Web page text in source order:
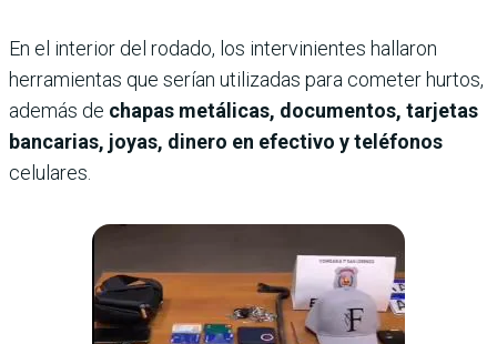
En el interior del rodado, los intervinientes hallaron
herramientas que serían utilizadas para cometer hurtos,
además de chapas metálicas, documentos, tarjetas
bancarias, joyas, dinero en efectivo y teléfonos
celulares.